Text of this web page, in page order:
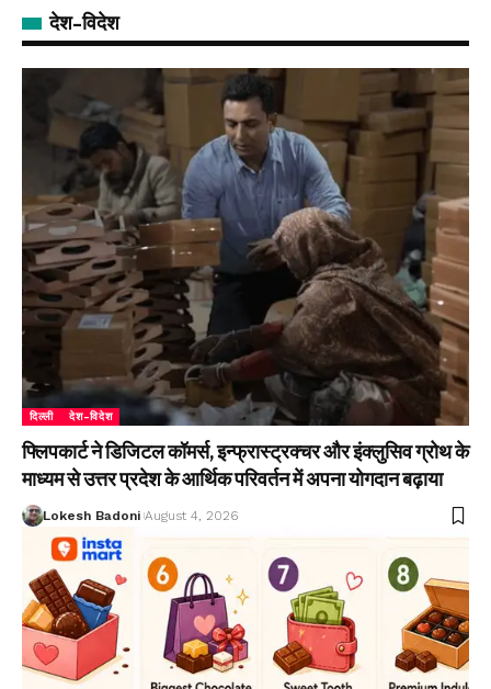
देश-विदेश
दिल्ली देश-विदेश
फ्लिपकार्ट ने डिजिटल कॉमर्स, इन्फ्रास्ट्रक्चर और इंक्लुसिव ग्रोथ के
माध्यम से उत्तर प्रदेश के आर्थिक परिवर्तन में अपना योगदान बढ़ाया
Lokesh Badoni August 4, 2026